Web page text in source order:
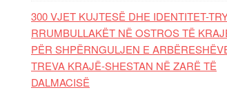
300 VJET KUJTESË DHE IDENTITET-
RRUMBULLAKËT NË OSTROS TË
PËR SHPËRNGULJEN E
TREVA KRAJË-SHESTAN NË ZARË TË
DALMACISË